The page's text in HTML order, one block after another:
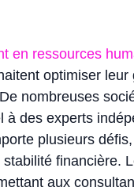
en ressources
optimiser
nombreuses
à des experts
plusieurs
financière.
aux